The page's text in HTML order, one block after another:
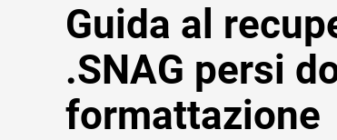
Guida al
.SNAG persi
formattazione